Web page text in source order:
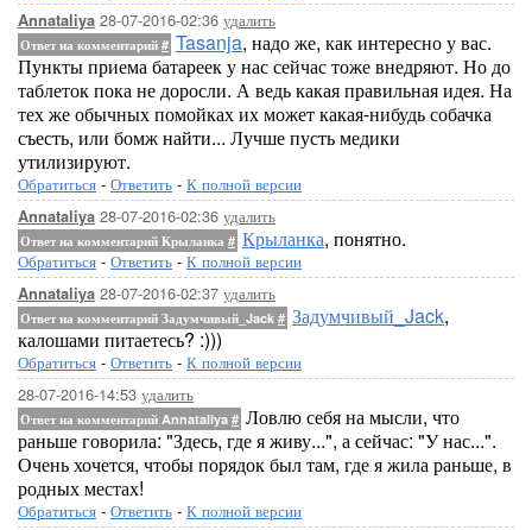
Annataliya 28-07-2016-02:36 удалить
Ответ на комментарий # Tasanja, надо же, как интересно у вас.
Пункты приема батареек у нас сейчас тоже внедряют. Но до
таблеток пока не доросли. А ведь какая правильная идея. На
тех же обычных помойках их может какая-нибудь собачка
съесть, или бомж найти... Лучше пусть медики
утилизируют.
Обратиться - Ответить - К полной версии
Annataliya 28-07-2016-02:36 удалить
Ответ на комментарий Крыланка # Крыланка, понятно.
Обратиться - Ответить - К полной версии
Annataliya 28-07-2016-02:37 удалить
Ответ на комментарий Задумчивый_Jack # Задумчивый_Jack,
калошами питаетесь? :)))
Обратиться - Ответить - К полной версии
28-07-2016-14:53 удалить
Ответ на комментарий Annataliya # Ловлю себя на мысли, что
раньше говорила: "Здесь, где я живу...", а сейчас: "У нас...".
Очень хочется, чтобы порядок был там, где я жила раньше, в
родных местах!
Обратиться - Ответить - К полной версии